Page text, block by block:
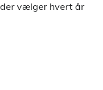
vælger hvert år